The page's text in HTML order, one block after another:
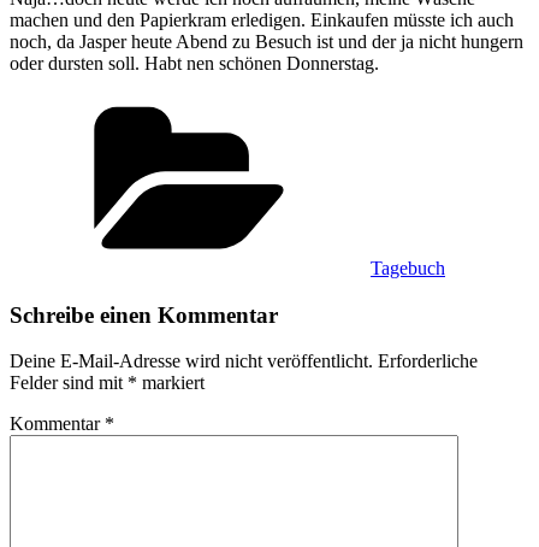
machen und den Papierkram erledigen. Einkaufen müsste ich auch
noch, da Jasper heute Abend zu Besuch ist und der ja nicht hungern
oder dursten soll. Habt nen schönen Donnerstag.
Tagebuch
Schreibe einen Kommentar
Deine E-Mail-Adresse wird nicht veröffentlicht. Erforderliche
Felder sind mit * markiert
Kommentar *